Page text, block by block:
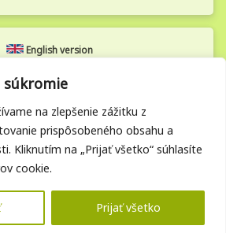
súkromie
na zlepšenie zážitku z
prispôsobeného obsahu a
Kliknutím na „Prijať všetko“ súhlasíte
cookie.
Prijať všetko
English version
Zamestnanecká zóna
05. 12. 2025 | © Vupop.sk. Všetky práva